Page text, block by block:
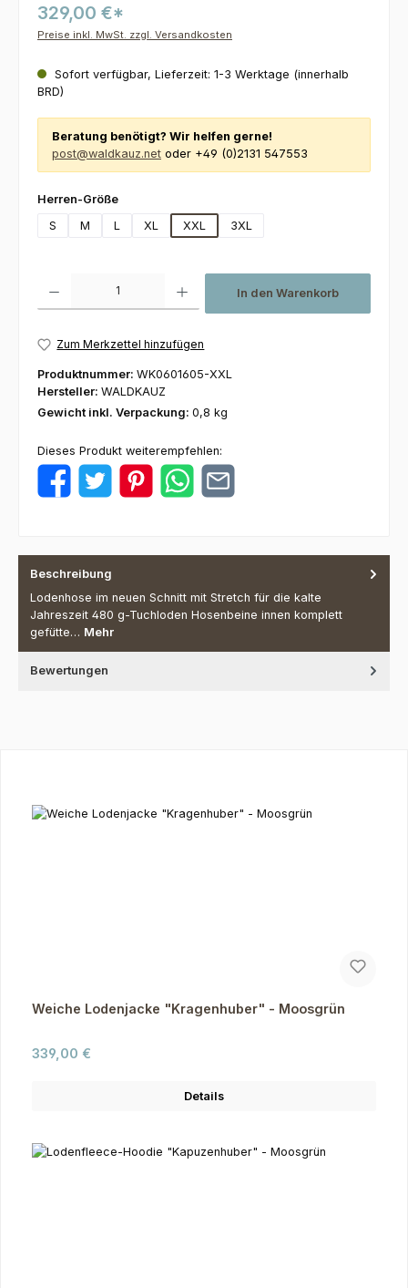
329,00 €*
Preise inkl. MwSt. zzgl. Versandkosten
Sofort verfügbar, Lieferzeit: 1-3 Werktage (innerhalb
BRD)
Beratung benötigt? Wir helfen gerne!
post@waldkauz.net oder +49 (0)2131 547553
Herren-Größeauswählen
S
M L XL XXL 3XL
In den Warenkorb
Zum Merkzettel hinzufügen
Produktnummer: WK0601605-XXL
Hersteller: WALDKAUZ
Gewicht inkl. Verpackung: 0,8 kg
Dieses Produkt weiterempfehlen:
Beschreibung
Lodenhose im neuen Schnitt mit Stretch für die kalte
Jahreszeit 480 g-Tuchloden Hosenbeine innen komplett
gefütte… Mehr
Bewertungen
Weiche Lodenjacke "Kragenhuber" - Moosgrün
Regulärer Preis:
339,00 €
Details